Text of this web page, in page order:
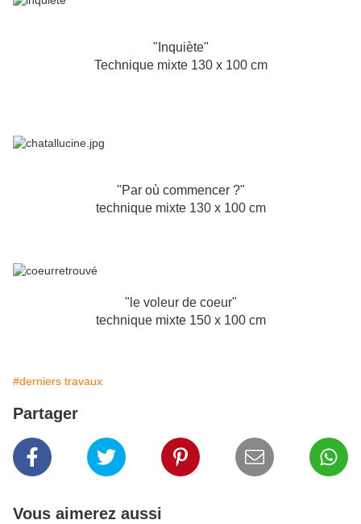
"Inquiète"
Technique mixte 130 x 100 cm
"Par où commencer ?"
technique mixte 130 x 100 cm
"le voleur de coeur"
technique mixte 150 x 100 cm
#derniers travaux
Partager
Vous aimerez aussi